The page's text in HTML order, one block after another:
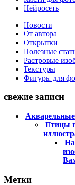
Нейросеть
Новости
От автора
Открытки
Полезные
Растровые
Текстуры
Фигуры для
свежие записи
Птицы
Метки